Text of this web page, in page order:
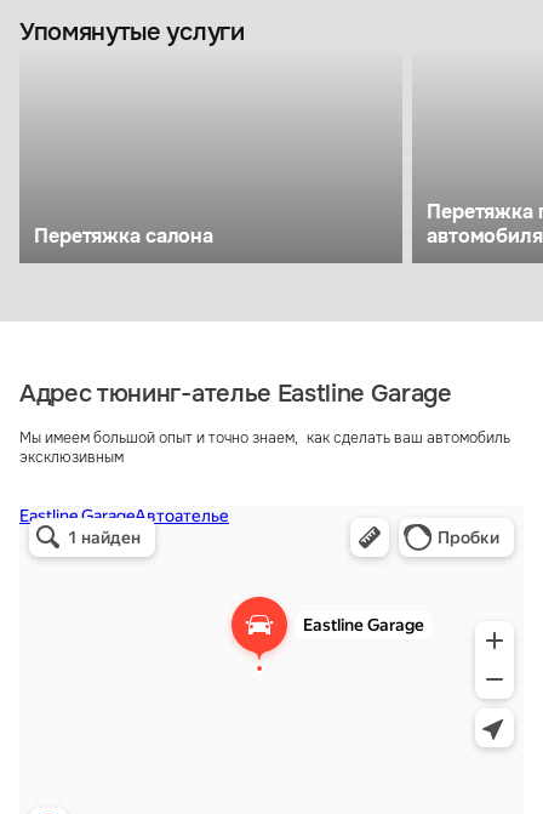
Упомянутые услуги
Перетяжка салона
Перетяжка
автомобиля
Адрес тюнинг-ателье Eastline Garage
Мы имеем большой опыт и точно знаем, как сделать ваш автомобиль
эксклюзивным